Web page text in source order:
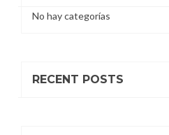
No hay categorías
RECENT POSTS